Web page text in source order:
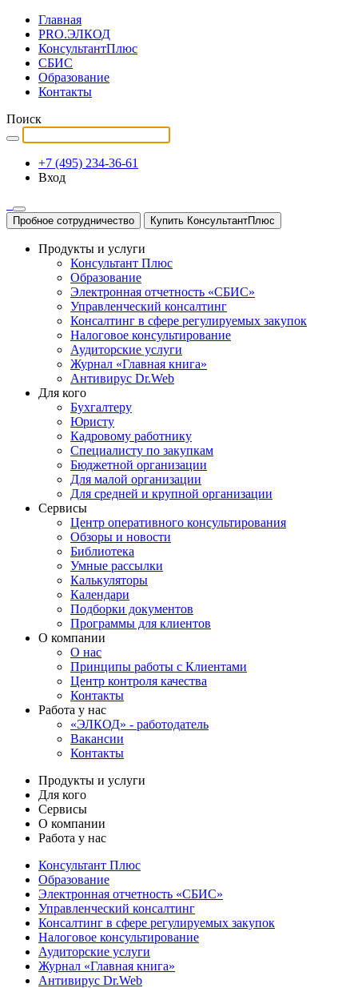
Главная
PRO.ЭЛКОД
КонсультантПлюс
СБИС
Образование
Контакты
Поиск
+7 (495) 234-36-61
Вход
Пробное сотрудничество Купить КонсультантПлюс
Продукты и услуги
Консультант Плюс
Образование
Электронная отчетность «СБИС»
Управленческий консалтинг
Консалтинг в сфере регулируемых закупок
Налоговое консультирование
Аудиторские услуги
Журнал «Главная книга»
Антивирус Dr.Web
Для кого
Бухгалтеру
Юристу
Кадровому работнику
Специалисту по закупкам
Бюджетной организации
Для малой организации
Для средней и крупной организации
Сервисы
Центр оперативного консультирования
Обзоры и новости
Библиотека
Умные рассылки
Калькуляторы
Календари
Подборки документов
Программы для клиентов
О компании
О нас
Принципы работы с Клиентами
Центр контроля качества
Контакты
Работа у нас
«ЭЛКОД» - работодатель
Вакансии
Контакты
Продукты и услуги
Для кого
Сервисы
О компании
Работа у нас
Консультант Плюс
Образование
Электронная отчетность «СБИС»
Управленческий консалтинг
Консалтинг в сфере регулируемых закупок
Налоговое консультирование
Аудиторские услуги
Журнал «Главная книга»
Антивирус Dr.Web